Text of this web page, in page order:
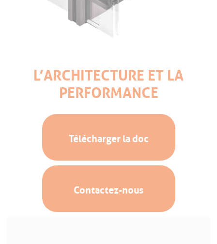
L’ARCHITECTURE ET LA
PERFORMANCE
Télécharger la doc
Contactez-nous